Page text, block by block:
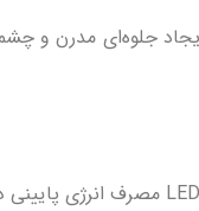
جلوه‌ای مدرن و